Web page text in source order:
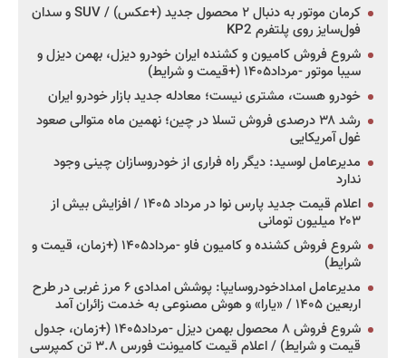
کرمان موتور به دنبال ۲ محصول جدید (+عکس) / SUV و سدان
فول‌سایز روی پلتفرم KP2
شروع فروش کامیون و کشنده ایران خودرو دیزل، بهمن دیزل و
سیبا موتور -مرداد۱۴۰۵ (+قیمت و شرایط)
خودرو هست، مشتری نیست؛ معادله جدید بازار خودرو ایران
رشد ۳۸ درصدی فروش تسلا در چین؛ نهمین ماه متوالی صعود
غول آمریکایی
مدیرعامل لوسید: دیگر راه فراری از خودروسازان چینی وجود
ندارد
اعلام قیمت جدید پارس نوا در مرداد ۱۴۰۵ / افزایش بیش از
۲۰۳ میلیون تومانی
شروع فروش کشنده و کامیون فاو -مرداد۱۴۰۵ (+زمان، قیمت و
شرایط)
مدیرعامل امدادخودروسایپا: پوشش امدادی ۶ مرز غربی در طرح
اربعین ۱۴۰۵ / «یارا» و هوش مصنوعی به خدمت زائران آمد
شروع فروش ۸ محصول بهمن دیزل -مرداد۱۴۰۵ (+زمان، جدول
قیمت و شرایط) / اعلام قیمت کامیونت فورس ۳.۸ تن کمپرسی